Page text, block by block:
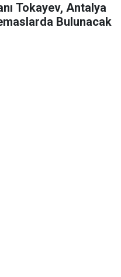
Tokayev, Antalya
Bulunacak